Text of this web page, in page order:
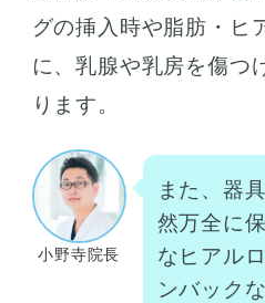
グの挿入時や脂肪・ヒ
に、乳腺や乳房を傷つ
ります。
小野寺院長
また、器
然万全に
なヒアル
ンバック